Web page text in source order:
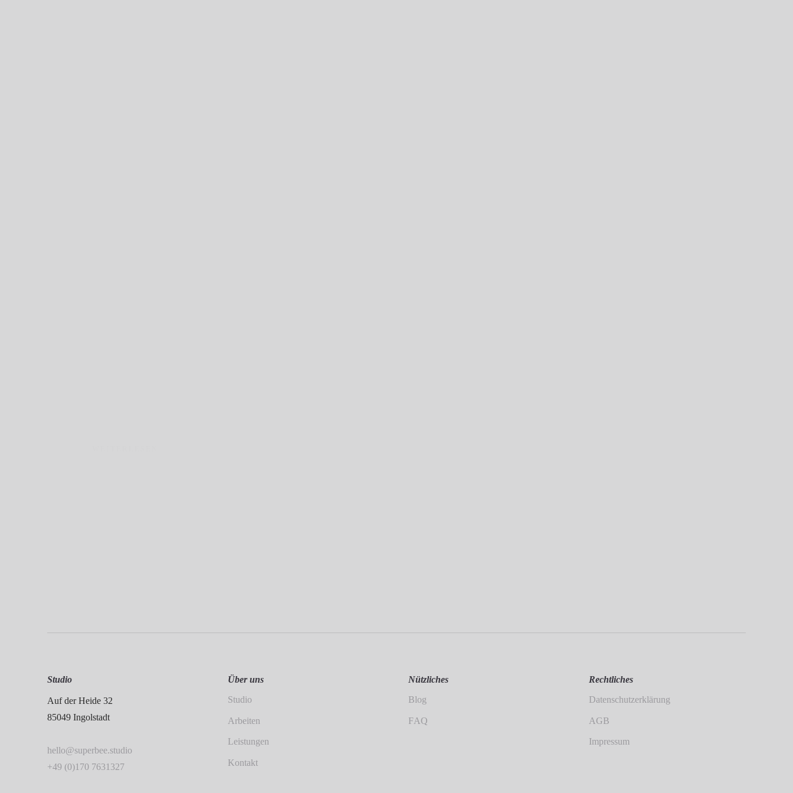
Studio
Auf der Heide 32
85049 Ingolstadt
hello@superbee.studio
+49 (0)170 7631327
Über uns
Studio
Arbeiten
Leistungen
Kontakt
Nützliches
Blog
FAQ
Rechtliches
Datenschutzerklärung
AGB
Impressum